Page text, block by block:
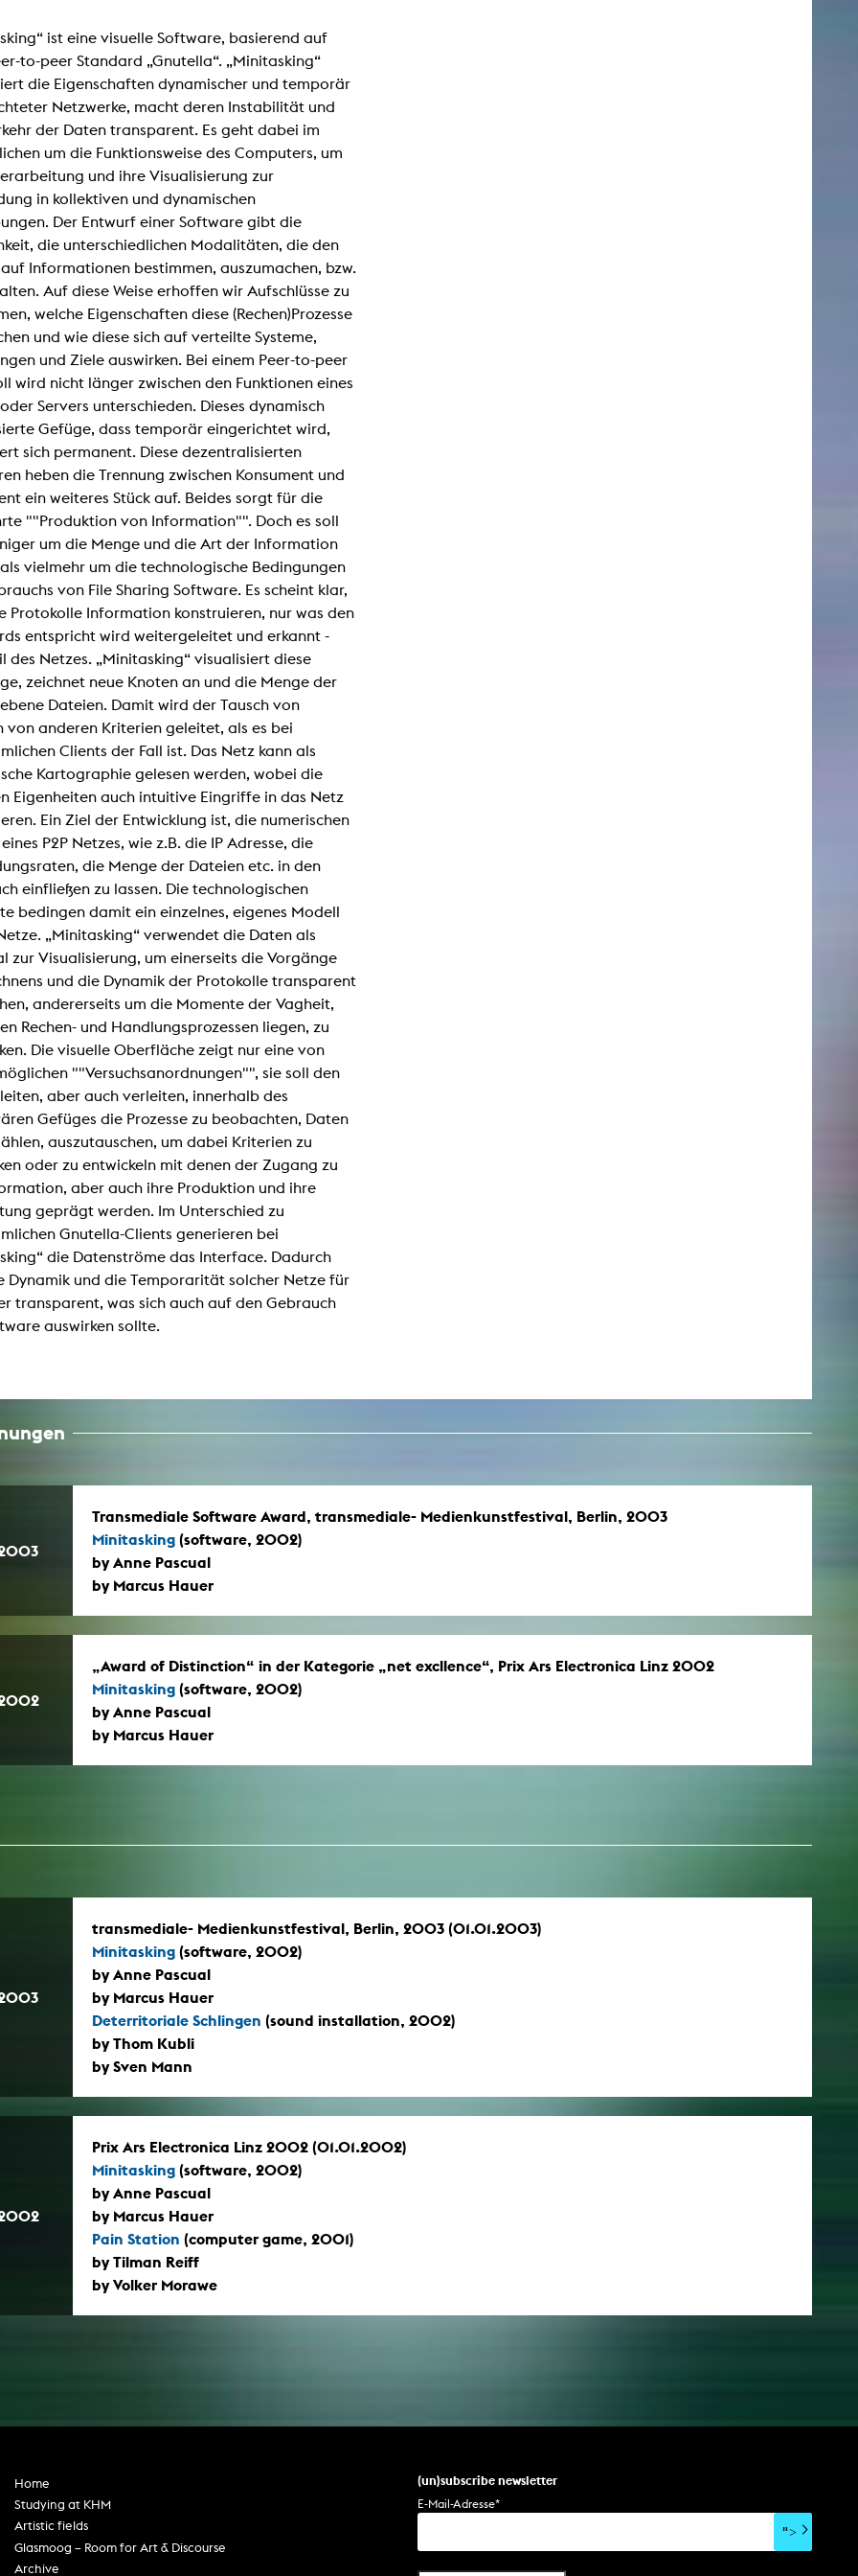
ist eine visuelle Software, basierend auf
to-peer Standard „Gnutella“. „Minitasking“
die Eigenschaften dynamischer und temporär
Netzwerke, macht deren Instabilität und
der Daten transparent. Es geht dabei im
um die Funktionsweise des Computers, um
und ihre Visualisierung zur
in kollektiven und dynamischen
Der Entwurf einer Software gibt die
die unterschiedlichen Modalitäten, die den
Informationen bestimmen, auszumachen, bzw.
Auf diese Weise erhoffen wir Aufschlüsse zu
welche Eigenschaften diese (Rechen)Prozesse
und wie diese sich auf verteilte Systeme,
und Ziele auswirken. Bei einem Peer-to-peer
wird nicht länger zwischen den Funktionen eines
Servers unterschieden. Dieses dynamisch
Gefüge, dass temporär eingerichtet wird,
sich permanent. Diese dezentralisierten
heben die Trennung zwischen Konsument und
ein weiteres Stück auf. Beides sorgt für die
""Produktion von Information"". Doch es soll
um die Menge und die Art der Information
vielmehr um die technologische Bedingungen
von File Sharing Software. Es scheint klar,
Protokolle Information konstruieren, nur was den
entspricht wird weitergeleitet und erkannt -
des Netzes. „Minitasking“ visualisiert diese
zeichnet neue Knoten an und die Menge der
Dateien. Damit wird der Tausch von
von anderen Kriterien geleitet, als es bei
Clients der Fall ist. Das Netz kann als
Kartographie gelesen werden, wobei die
Eigenheiten auch intuitive Eingriffe in das Netz
Ein Ziel der Entwicklung ist, die numerischen
P2P Netzes, wie z.B. die IP Adresse, die
die Menge der Dateien etc. in den
einfließen zu lassen. Die technologischen
bedingen damit ein einzelnes, eigenes Modell
„Minitasking“ verwendet die Daten als
zur Visualisierung, um einerseits die Vorgänge
und die Dynamik der Protokolle transparent
andererseits um die Momente der Vagheit,
Rechen- und Handlungsprozessen liegen, zu
Die visuelle Oberfläche zeigt nur eine von
""Versuchsanordnungen"", sie soll den
aber auch verleiten, innerhalb des
Gefüges die Prozesse zu beobachten, Daten
auszutauschen, um dabei Kriterien zu
oder zu entwickeln mit denen der Zugang zu
aber auch ihre Produktion und ihre
geprägt werden. Im Unterschied zu
Gnutella-Clients generieren bei
die Datenströme das Interface. Dadurch
Dynamik und die Temporarität solcher Netze für
transparent, was sich auch auf den Gebrauch
auswirken sollte.
Transmediale Software Award, transmediale- Medienkunstfestival, Berlin, 2003
Minitasking (software, 2002)
by Anne Pascual
by Marcus Hauer
„Award of Distinction“ in der Kategorie „net excllence“, Prix Ars Electronica Linz 2002
Minitasking (software, 2002)
by Anne Pascual
by Marcus Hauer
transmediale- Medienkunstfestival, Berlin, 2003 (01.01.2003)
Minitasking (software, 2002)
by Anne Pascual
by Marcus Hauer
Deterritoriale Schlingen (sound installation, 2002)
by Thom Kubli
by Sven Mann
Prix Ars Electronica Linz 2002 (01.01.2002)
Minitasking (software, 2002)
by Anne Pascual
by Marcus Hauer
Pain Station (computer game, 2001)
by Tilman Reiff
by Volker Morawe
(un)subscribe newsletter
E-Mail-Adresse*
">
Home
Studying at KHM
Artistic fields
Glasmoog – Room for Art & Discourse
Archive
Performance
Art / Global South
Studies
Context of Media
Studies
Aesthetics
+ Facilities
studio
Fotgrafie
room
Lab
studios
Studio
studio
LIBRARY
Digital library
Films
Books
Periodicals
Sounds
KHM publications
edition KHM
LECTURE Reihe
Lab Jahrbuch
New aquisitions
Publications teaching staff
Top 10
Rara
Open Access
ABOUT US
People
Organisation
The KHM logo
Equal Opportunities
Useful help / contacts
Studying with child
Antidiskriminierung
AStA / StuPa
Friends of the KHM e.V.
In remembrance
Internal reporting office
AGG-Beschwerdestelle